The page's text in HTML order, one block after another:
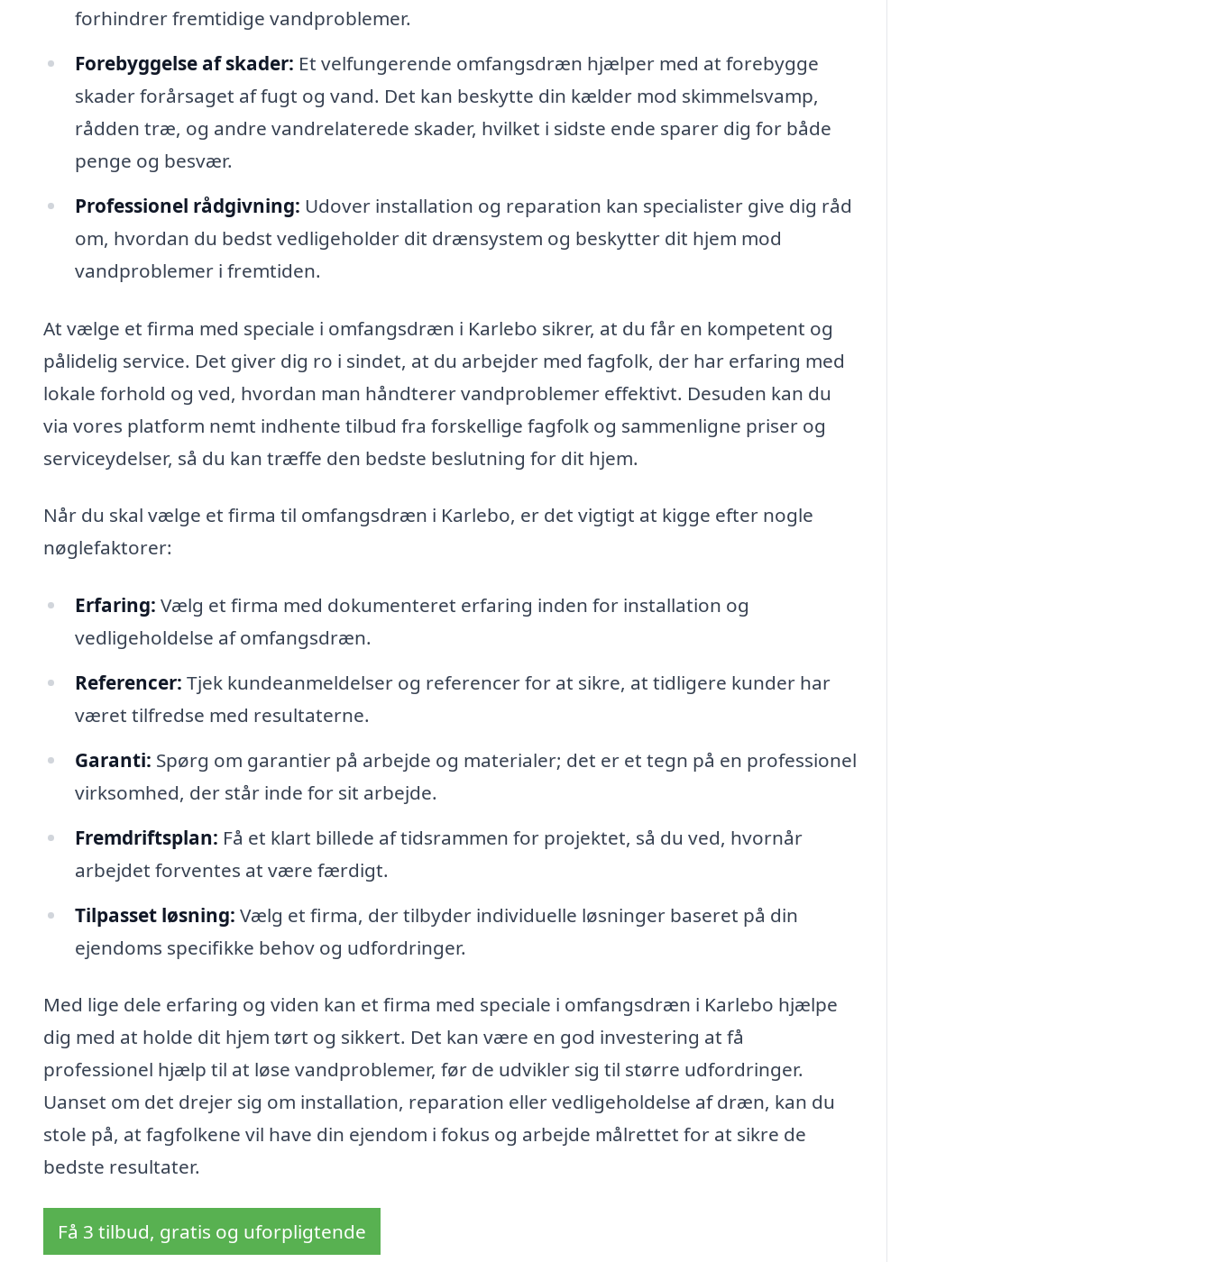
forhindrer fremtidige vandproblemer.
Forebyggelse af skader: Et velfungerende omfangsdræn hjælper med at forebygge
skader forårsaget af fugt og vand. Det kan beskytte din kælder mod skimmelsvamp,
rådden træ, og andre vandrelaterede skader, hvilket i sidste ende sparer dig for både
penge og besvær.
Professionel rådgivning: Udover installation og reparation kan specialister give dig råd
om, hvordan du bedst vedligeholder dit drænsystem og beskytter dit hjem mod
vandproblemer i fremtiden.
At vælge et firma med speciale i omfangsdræn i Karlebo sikrer, at du får en kompetent og
pålidelig service. Det giver dig ro i sindet, at du arbejder med fagfolk, der har erfaring med
lokale forhold og ved, hvordan man håndterer vandproblemer effektivt. Desuden kan du
via vores platform nemt indhente tilbud fra forskellige fagfolk og sammenligne priser og
serviceydelser, så du kan træffe den bedste beslutning for dit hjem.
Når du skal vælge et firma til omfangsdræn i Karlebo, er det vigtigt at kigge efter nogle
nøglefaktorer:
Erfaring: Vælg et firma med dokumenteret erfaring inden for installation og
vedligeholdelse af omfangsdræn.
Referencer: Tjek kundeanmeldelser og referencer for at sikre, at tidligere kunder har
været tilfredse med resultaterne.
Garanti: Spørg om garantier på arbejde og materialer; det er et tegn på en professionel
virksomhed, der står inde for sit arbejde.
Fremdriftsplan: Få et klart billede af tidsrammen for projektet, så du ved, hvornår
arbejdet forventes at være færdigt.
Tilpasset løsning: Vælg et firma, der tilbyder individuelle løsninger baseret på din
ejendoms specifikke behov og udfordringer.
Med lige dele erfaring og viden kan et firma med speciale i omfangsdræn i Karlebo hjælpe
dig med at holde dit hjem tørt og sikkert. Det kan være en god investering at få
professionel hjælp til at løse vandproblemer, før de udvikler sig til større udfordringer.
Uanset om det drejer sig om installation, reparation eller vedligeholdelse af dræn, kan du
stole på, at fagfolkene vil have din ejendom i fokus og arbejde målrettet for at sikre de
bedste resultater.
Få 3 tilbud, gratis og uforpligtende